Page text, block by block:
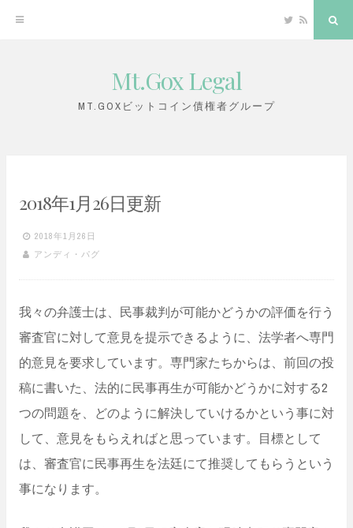
Twitter
RSS
Mt.Gox Legal
MT.GOXビットコイン債権者グループ
2018年1月26日更新
2018年1月26日
アンディ・パグ
我々の弁護士は、民事裁判が可能かどうかの評価を行う
審査官に対して意見を提示できるように、法学者へ専門
的意見を要求しています。専門家たちからは、前回の投
稿に書いた、法的に民事再生が可能かどうかに対する2
つの問題を、どのように解決していけるかという事に対
して、意見をもらえればと思っています。目標として
は、審査官に民事再生を法廷にて推奨してもらうという
事になります。